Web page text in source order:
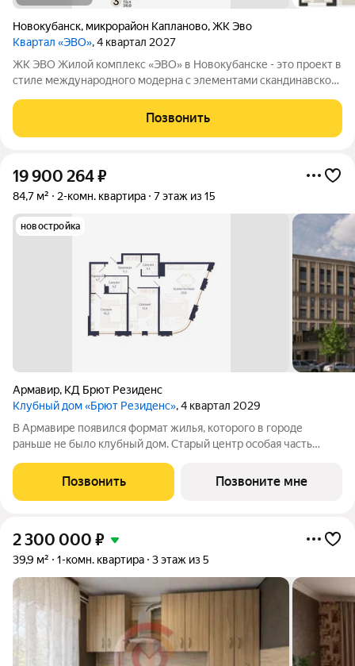
Новокубанск, микрорайон Капланово,ЖК Эво
Квартал «ЭВО», 4 квартал 2027
ЖК ЭВО Жилой комплекс «ЭВО» в Новокубанске - это проект в
стиле международного модерна с элементами скандинавского
загородной жизни при сохранении современных городских
стандартов. Четырёхэтажная
Позвонить
19 900 264₽
84,7 м² 2-комн. квартира 7 этаж из 15
новостройка
Армавир, КД Брют Резиденс
Клубный дом «Брют Резиденс», 4 квартал 2029
В Армавире появился формат жилья, которого в городе
раньше не было клубный дом. Старый центр особая часть
скверы, театр и школы в пешей доступности. Район, который
сформировался десятилетиями
Позвонить Позвоните мне
2 300 000 ₽
39,9 м² 1-комн. квартира 3 этаж из 5